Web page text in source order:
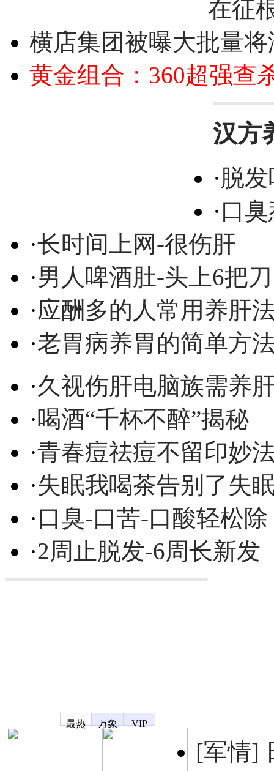
在征
横店集团被曝大批量
黄金组合：360超强查
汉方
·脱
·口
·长时间上网-很伤肝
·男人啤酒肚-头上6把刀
·应酬多的人常用养肝
·老胃病养胃的简单方
·久视伤肝电脑族需养
·喝酒“千杯不醉”揭秘
·青春痘祛痘不留印妙
·失眠我喝茶告别了失
·口臭-口苦-口酸轻松除
·2周止脱发-6周长新发
最热
万象 VIP
[军情]